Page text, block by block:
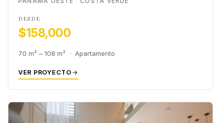
DESDE
$158,000
70 m² – 108 m² · Apartamento
VER PROYECTO